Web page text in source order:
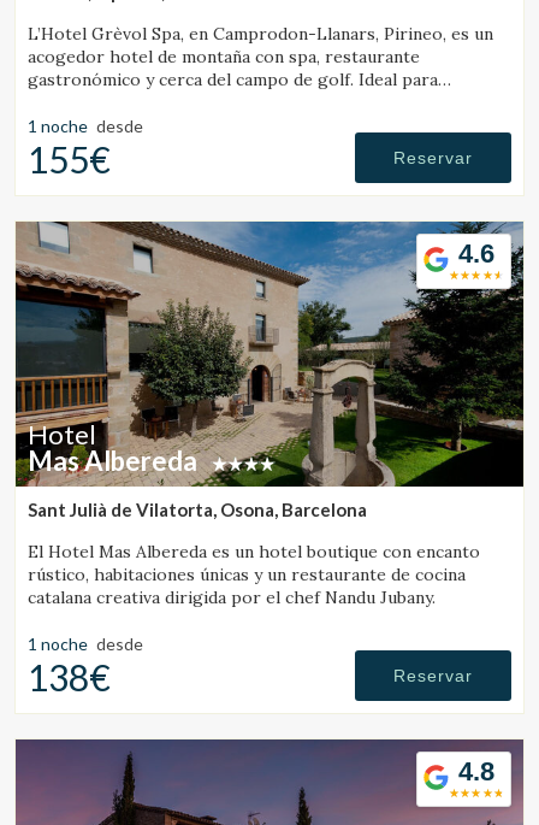
L’Hotel Grèvol Spa, en Camprodon-Llanars, Pirineo, es un
acogedor hotel de montaña con spa, restaurante
gastronómico y cerca del campo de golf. Ideal para
1 noche desde
155€ Reservar
4.6
Hotel
Mas Albereda
Sant Julià de Vilatorta, Osona, Barcelona
El Hotel Mas Albereda es un hotel boutique con encanto
rústico, habitaciones únicas y un restaurante de cocina
catalana creativa dirigida por el chef Nandu Jubany.
1 noche desde
138€ Reservar
4.8